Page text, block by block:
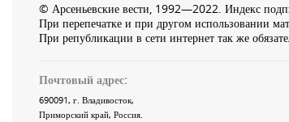
© Арсеньевские вести, 1992—2022. Индекс
При перепечатке и при другом использовании
При републикации в сети интернет так же
Почтовый адрес:
690091, г. Владивосток,
Приморский край, Россия.